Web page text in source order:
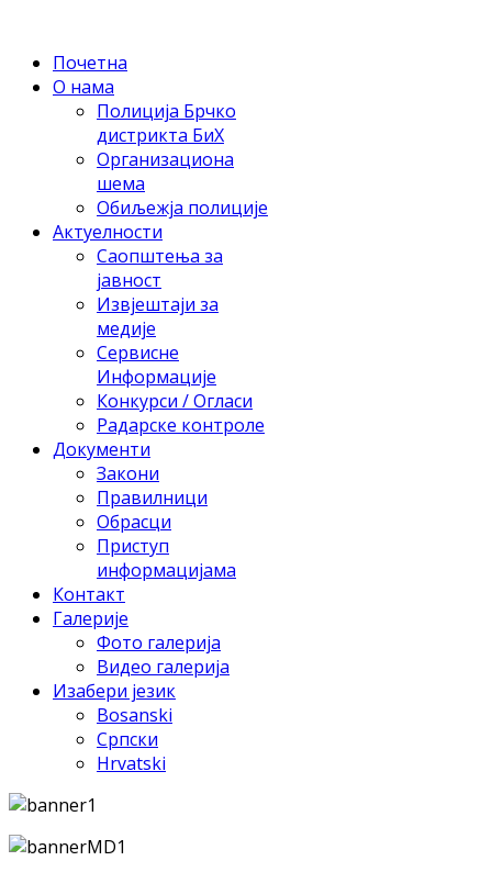
Почетна
О нама
Полиција Брчко
дистрикта БиХ
Организациона
шема
Обиљежја полиције
Актуелности
Саопштења за
јавност
Извјештаји за
медије
Сервисне
Информације
Конкурси / Огласи
Радарске контроле
Документи
Закони
Правилници
Обрасци
Приступ
информацијама
Контакт
Галерије
Фото галерија
Видео галерија
Изабери језик
Bosanski
Српски
Hrvatski